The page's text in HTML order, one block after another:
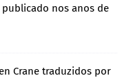
nos anos de
Crane traduzidos por